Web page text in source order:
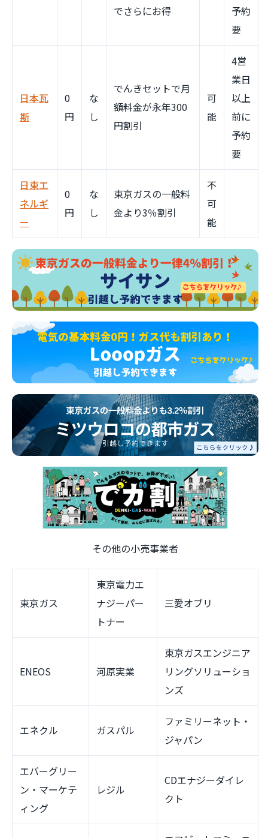
でさらにお得
予約
要
日本瓦
斯
0
円
な
し
でんきセットで月
額料金が永年300
円割引
可
能
4営
業日
以上
前に
予約
要
日東エ
ネルギ
ー
0
円
な
し
東京ガスの一般料
金より3％割引
不
可
能
その他の小売事業者
東京ガス
東京電力エ
ナジーパー
トナー
三愛オブリ
ENEOS 河原実業
東京ガスエンジニア
リングソリューショ
ンズ
エネクル ガスパル
ファミリーネット・
ジャパン
エバーグリー
ン・マーケテ
ィング
レジル
CDエナジーダイレ
クト